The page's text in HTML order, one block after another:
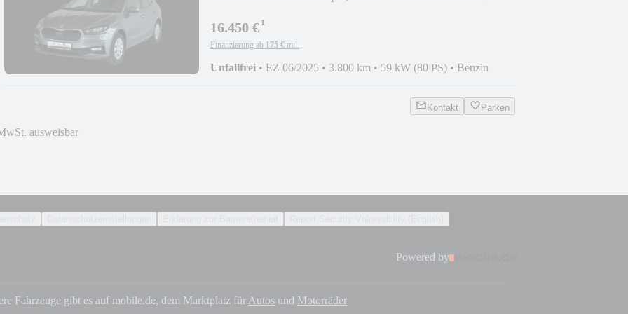
16.450 €¹
Finanzierung ab 175 € mtl.
Unfallfrei • EZ 06/2025 • 3.800 km • 59 kW (80 PS) • Benzin
Kontakt Parken
ausweisbar
Powered by
Fahrzeuge gibt es auf mobile.de, dem Marktplatz für Autos und Motorräder